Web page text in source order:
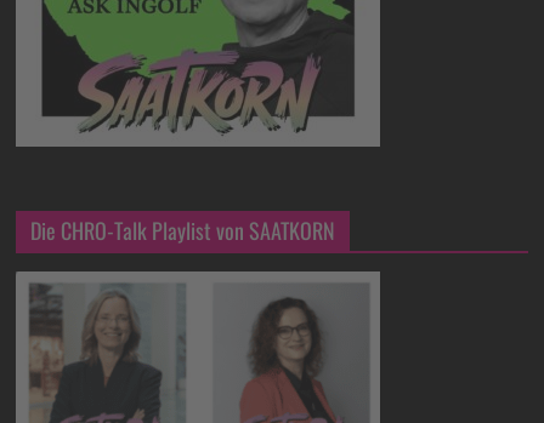
Die CHRO-Talk Playlist von SAATKORN